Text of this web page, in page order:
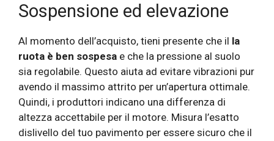
Sospensione ed elevazione
Al momento dell’acquisto, tieni presente che il la
ruota è ben sospesa e che la pressione al suolo
sia regolabile. Questo aiuta ad evitare vibrazioni pur
avendo il massimo attrito per un’apertura ottimale.
Quindi, i produttori indicano una differenza di
altezza accettabile per il motore. Misura l’esatto
dislivello del tuo pavimento per essere sicuro che il